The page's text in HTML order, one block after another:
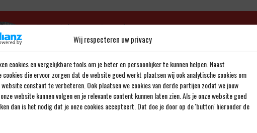
Wij respecteren uw privacy
cookies en vergelijkbare tools om je beter en persoonlijker te kunnen helpen. Naast
cookies die ervoor zorgen dat de website goed werkt plaatsen wij ook analytische cookies om
website constant te verbeteren. Ook plaatsen we cookies van derde partijen zodat we jouw
website kunnen volgen en je relevante content kunnen laten zien. Als je onze website goed
dan is het nodig dat je onze cookies accepteert. Dat doe je door op de 'button' hieronder de
Door Johannes Cornelis
Al meer dan 43 jaar een passie voor voetbal.
reactie